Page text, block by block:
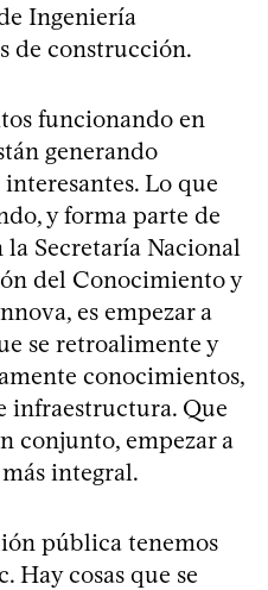
Ingeniería
de construcción.
funcionando en
generando
Lo que
y forma parte de
Secretaría Nacional
del Conocimiento y
es empezar a
se retroalimente y
conocimientos,
infraestructura. Que
conjunto, empezar a
integral.
pública tenemos
Hay cosas que se